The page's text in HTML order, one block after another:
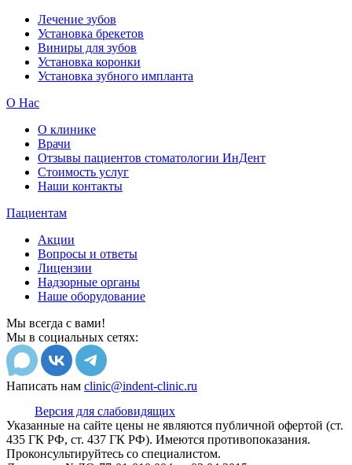
Лечение зубов
Установка брекетов
Виниры для зубов
Установка коронки
Установка зубного импланта
О Нас
О клинике
Врачи
Отзывы пациентов стоматологии ИнДент
Стоимость услуг
Наши контакты
Пациентам
Акции
Вопросы и ответы
Лицензии
Надзорные органы
Наше оборудование
Мы всегда с вами!
Мы в социальных сетях:
Написать нам clinic@indent-clinic.ru
Версия для слабовидящих
Указанные на сайте цены не являются публичной офертой (ст.
435 ГК РФ, cт. 437 ГК РФ). Имеются противопоказания.
Проконсультируйтесь со специалистом.